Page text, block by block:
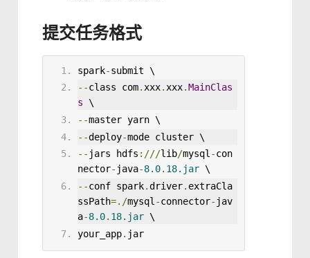
提交任务格式
spark-submit \
--class com.xxx.xxx.MainClas
s \
--master yarn \
--deploy-mode cluster \
-- jars hdfs :///lib/mysql-con
nector- java-8.0. 18.jar \
--conf spark.driver. extraCla
ssPath=./mysql -connector- jav
a-8.0. 18.jar \
your_app. jar